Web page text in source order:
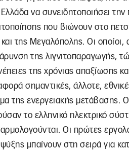
να συνειδητοποιήσει την
που βιώνουν στο
της Μεγαλόπολης. Οι οποίοι,
της λιγνιτοπαραγωγής,
της χρόνιας απαξίωσης
σημαντικές, άλλοτε,
της ενεργειακής μετάβασης.
το ελληνικό ηλεκτρικό
Οι πρώτες
μπαίνουν στη σειρά για